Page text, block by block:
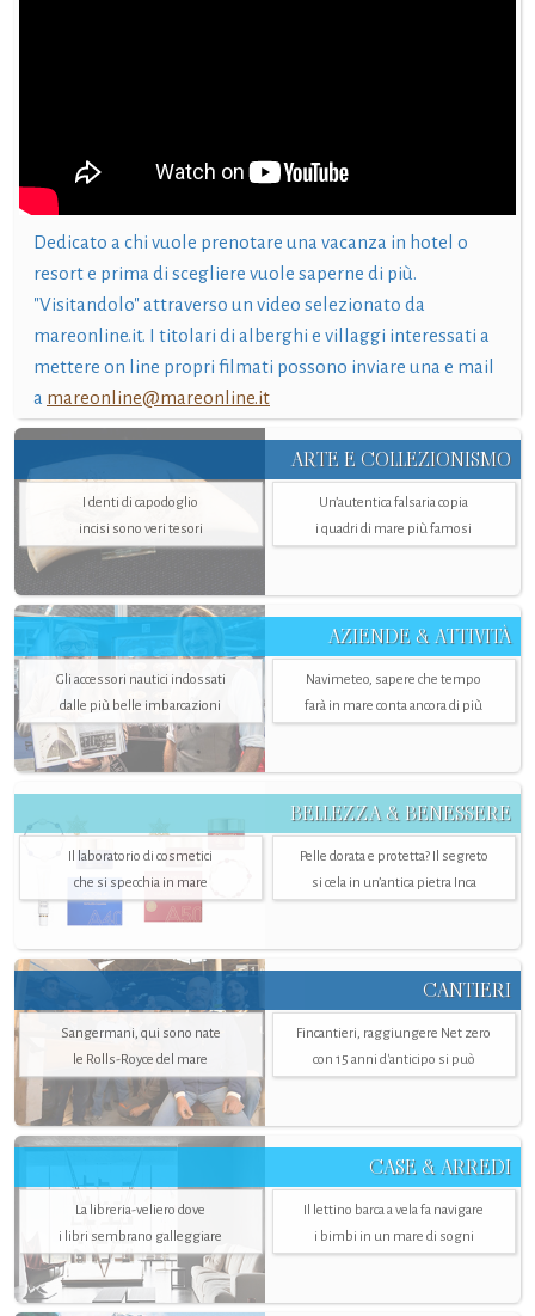
Dedicato a chi vuole prenotare una vacanza in hotel o
resort e prima di scegliere vuole saperne di più.
"Visitandolo" attraverso un video selezionato da
mareonline.it. I titolari di alberghi e villaggi interessati a
mettere on line propri filmati possono inviare una e mail
a mareonline@mareonline.it
ARTE E COLLEZIONISMO
I denti di capodoglio
incisi sono veri tesori
Un’autentica falsaria copia
i quadri di mare più famosi
AZIENDE & ATTIVITÀ
Gli accessori nautici indossati
dalle più belle imbarcazioni
Navimeteo, sapere che tempo
farà in mare conta ancora di più
BELLEZZA & BENESSERE
Il laboratorio di cosmetici
che si specchia in mare
Pelle dorata e protetta? Il segreto
si cela in un’antica pietra Inca
CANTIERI
Sangermani, qui sono nate
le Rolls-Royce del mare
Fincantieri, raggiungere Net zero
con 15 anni d'anticipo si può
CASE & ARREDI
La libreria-veliero dove
i libri sembrano galleggiare
Il lettino barca a vela fa navigare
i bimbi in un mare di sogni